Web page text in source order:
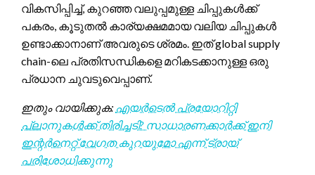
വികസിപ്പിച്ച്, കുറഞ്ഞ വലുപ്പമുള്ള ചിപ്പുകൾക്ക്
പകരം, കൂടുതൽ കാര്യക്ഷമമായ വലിയ ചിപ്പുകൾ
ഉണ്ടാക്കാനാണ് അവരുടെ ശ്രമം. ഇത് global supply
chain-ലെ പ്രതിസന്ധികളെ മറികടക്കാനുള്ള ഒരു
പ്രധാന ചുവടുവെപ്പാണ്.
ഇതും വായിക്കുക: എയർടെൽ പ്രയോറിറ്റി
പ്ലാനുകൾക്ക് തിരിച്ചടി? സാധാരണക്കാർക്ക് ഇനി
ഇന്റർനെറ്റ് വേഗത കുറയുമോ എന്ന് ട്രായ്
പരിശോധിക്കുന്നു